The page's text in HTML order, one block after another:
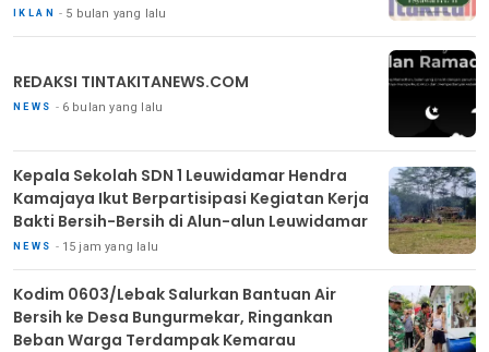
IKLAN 5 bulan yang lalu
REDAKSI TINTAKITANEWS.COM
NEWS 6 bulan yang lalu
Kepala Sekolah SDN 1 Leuwidamar Hendra
Kamajaya Ikut Berpartisipasi Kegiatan Kerja
Bakti Bersih-Bersih di Alun-alun Leuwidamar
NEWS 15 jam yang lalu
Kodim 0603/Lebak Salurkan Bantuan Air
Bersih ke Desa Bungurmekar, Ringankan
Beban Warga Terdampak Kemarau